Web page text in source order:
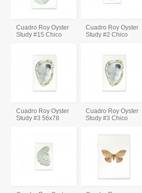
Cuadro Roy Oyster
Study #15 Chico
Cuadro Roy Oyster
Study #2 Chico
Cuadro Roy Oyster
Study #3 56x78
Cuadro Roy Oyster
Study #3 Chico